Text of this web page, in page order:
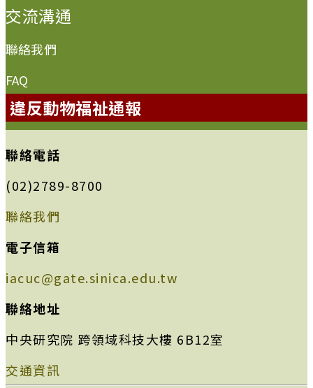
交流溝通
聯絡我們
FAQ
違反動物福祉通報
聯絡電話
(02)2789-8700
聯絡我們
電子信箱
iacuc@gate.sinica.edu.tw
聯絡地址
中央研究院 跨領域科技大樓 6B12室
交通資訊